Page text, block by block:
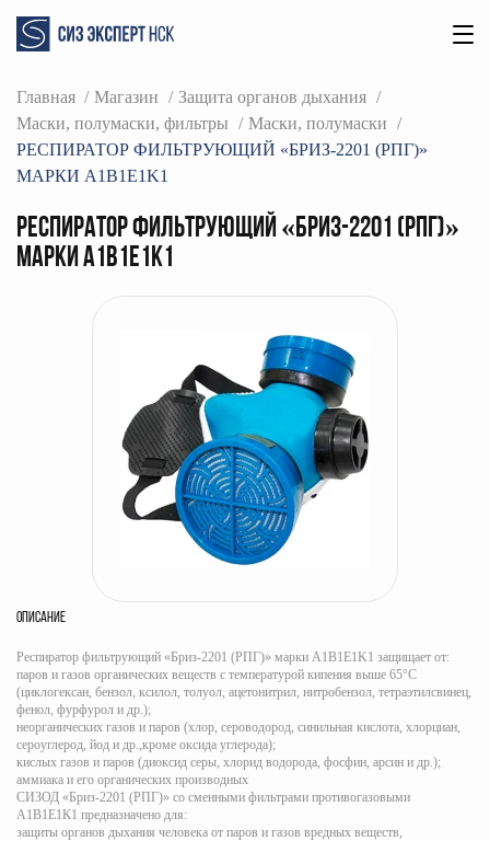
Главная Магазин
Защита органов дыхания
Маски, полумаски, фильтры
Маски, полумаски
РЕСПИРАТОР ФИЛЬТРУЮЩИЙ «БРИЗ-2201 (РПГ)»
МАРКИ A1B1E1K1
РЕСПИРАТОР ФИЛЬТРУЮЩИЙ «БРИЗ-2201 (РПГ)»
МАРКИ A1B1E1K1
ОПИСАНИЕ
Респиратор фильтрующий «Бриз-2201 (РПГ)» марки A1B1E1K1 защищает от:
паров и газов органических веществ с температурой кипения выше 65°С
(циклогексан, бензол, ксилол, толуол, ацетонитрил, нитробензол, тетраэтилсвинец,
фенол, фурфурол и др.);
неорганических газов и паров (хлор, сероводород, синильная кислота, хлорциан,
сероуглерод, йод и др.,кроме оксида углерода);
кислых газов и паров (диоксид серы, хлорид водорода, фосфин, арсин и др.);
аммиака и его органических производных
СИЗОД «Бриз-2201 (РПГ)» со сменными фильтрами противогазовыми
А1В1Е1К1 предназначено для:
защиты органов дыхания человека от паров и газов вредных веществ,